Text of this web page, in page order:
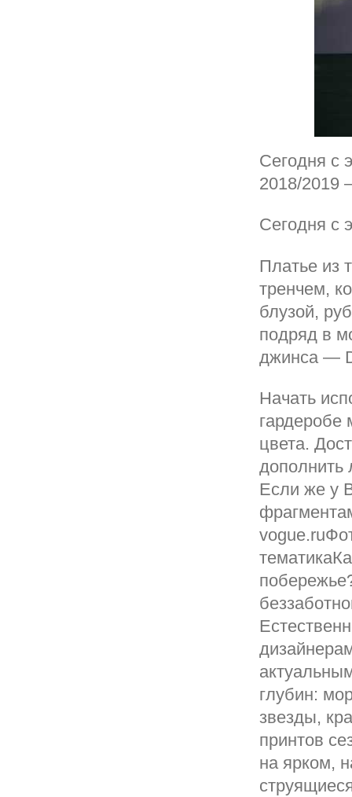
Сегодня с
2018/2019
Сегодня с
Платье из
тренчем,
блузой,
подряд в
джинса —
Начать
цвета.
дополнить
Если же у
глубин:
звезды,
принтов
на ярком,